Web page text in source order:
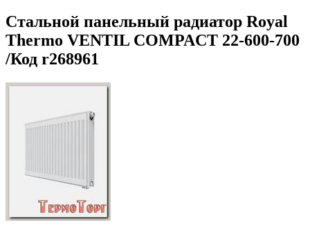
Стальной панельный радиатор Royal
Thermo VENTIL COMPACT 22-600-700
/Код r268961